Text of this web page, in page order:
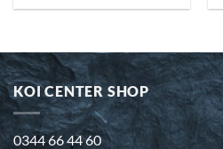
KOI CENTER SHOP
0344 66 44 60